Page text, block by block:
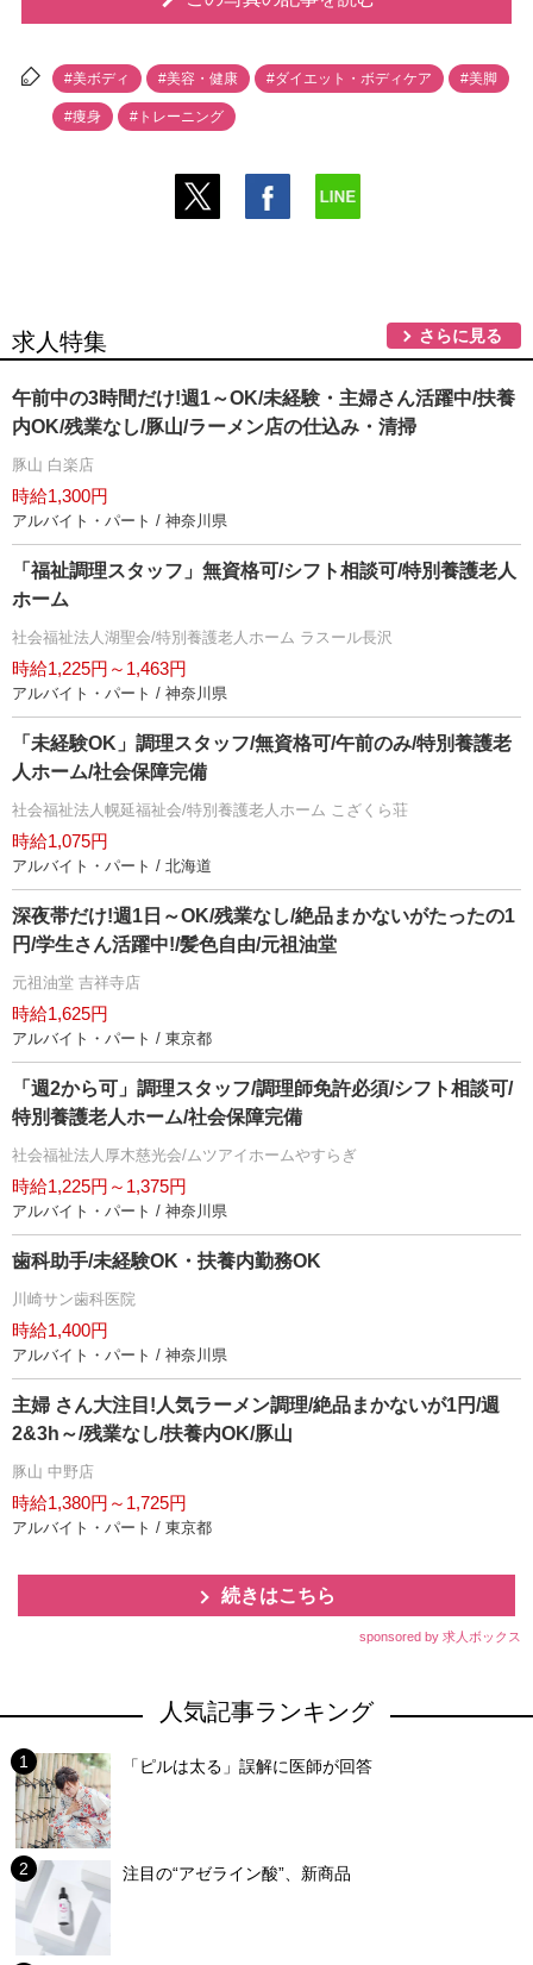
#美ボディ #美容・健康 #ダイエット・ボディケア #美脚
#痩身 #トレーニング
求人特集 さらに見る
午前中の3時間だけ!週1～OK/未経験・主婦さん活躍中/扶養
内OK/残業なし/豚山/ラーメン店の仕込み・清掃
豚山 白楽店
時給1,300円
アルバイト・パート / 神奈川県
「福祉調理スタッフ」無資格可/シフト相談可/特別養護老人
ホーム
社会福祉法人湖聖会/特別養護老人ホーム ラスール長沢
時給1,225円～1,463円
アルバイト・パート / 神奈川県
「未経験OK」調理スタッフ/無資格可/午前のみ/特別養護老
人ホーム/社会保障完備
社会福祉法人幌延福祉会/特別養護老人ホーム こざくら荘
時給1,075円
アルバイト・パート / 北海道
深夜帯だけ!週1日～OK/残業なし/絶品まかないがたったの1
円/学生さん活躍中!/髪色自由/元祖油堂
元祖油堂 吉祥寺店
時給1,625円
アルバイト・パート / 東京都
「週2から可」調理スタッフ/調理師免許必須/シフト相談可/
特別養護老人ホーム/社会保障完備
社会福祉法人厚木慈光会/ムツアイホームやすらぎ
時給1,225円～1,375円
アルバイト・パート / 神奈川県
歯科助手/未経験OK・扶養内勤務OK
川崎サン歯科医院
時給1,400円
アルバイト・パート / 神奈川県
主婦 さん大注目!人気ラーメン調理/絶品まかないが1円/週
2&3h～/残業なし/扶養内OK/豚山
豚山 中野店
時給1,380円～1,725円
アルバイト・パート / 東京都
続きはこちら
sponsored by 求人ボックス
人気記事ランキング
「ピルは太る」誤解に医師が回答
注目の“アゼライン酸”、新商品